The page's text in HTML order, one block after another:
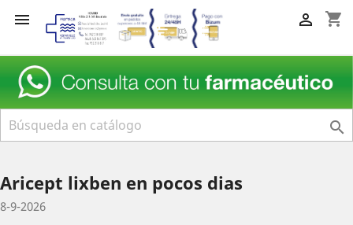
 shopping_cart


Aricept lixben en pocos dias
8-9-2026